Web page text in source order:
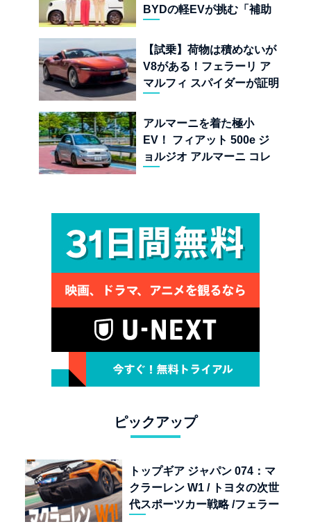
BYDの軽EVが挑む「補助
界
【試乗】荷物は積めないが
V8がある！フェラーリ ア
マルフィ スパイダーが証明
ーの至福
アルマーニを着た極小
EV！ フィアット 500e ジ
ョルジオ アルマーニ コレ
ピックアップ
トップギア ジャパン 074：マ
クラーレン W1 / トヨタの次世
代スポーツカー戦略 /フェラー